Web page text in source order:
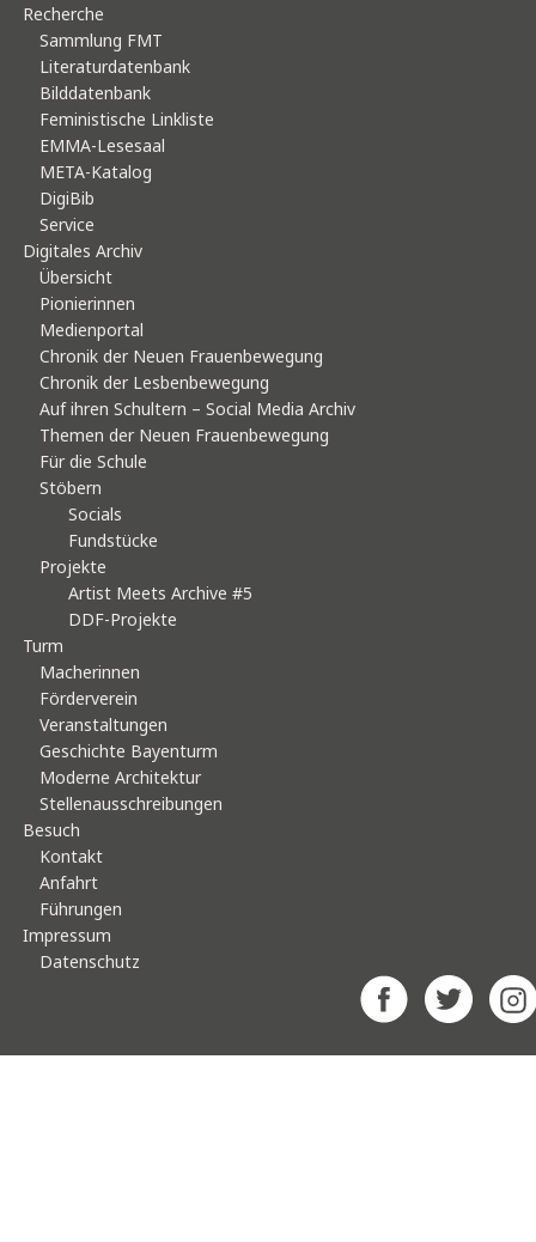
Recherche
Sammlung FMT
Literaturdatenbank
Bilddatenbank
Feministische Linkliste
EMMA-Lesesaal
META-Katalog
DigiBib
Service
Digitales Archiv
Übersicht
Pionierinnen
Medienportal
Chronik der Neuen Frauenbewegung
Chronik der Lesbenbewegung
Auf ihren Schultern – Social Media Archiv
Themen der Neuen Frauenbewegung
Für die Schule
Stöbern
Socials
Fundstücke
Projekte
Artist Meets Archive #5
DDF-Projekte
Turm
Macherinnen
Förderverein
Veranstaltungen
Geschichte Bayenturm
Moderne Architektur
Stellenausschreibungen
Besuch
Kontakt
Anfahrt
Führungen
Impressum
Datenschutz